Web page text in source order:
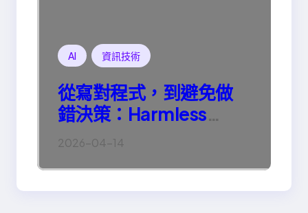
AI 資訊技術
從寫對程式，到避免做
錯決策：Harmless
Engineering 的真正意
2026-04-14